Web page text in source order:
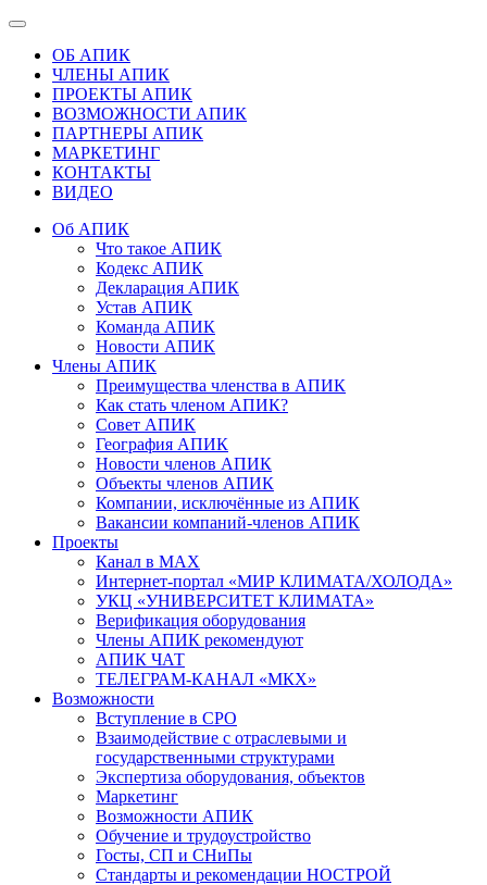
ОБ АПИК
ЧЛЕНЫ АПИК
ПРОЕКТЫ АПИК
ВОЗМОЖНОСТИ АПИК
ПАРТНЕРЫ АПИК
МАРКЕТИНГ
КОНТАКТЫ
ВИДЕО
Об АПИК
Что такое АПИК
Кодекс АПИК
Декларация АПИК
Устав АПИК
Команда АПИК
Новости АПИК
Члены АПИК
Преимущества членства в АПИК
Как стать членом АПИК?
Совет АПИК
География АПИК
Новости членов АПИК
Объекты членов АПИК
Компании, исключённые из АПИК
Вакансии компаний-членов АПИК
Проекты
Канал в MAX
Интернет-портал «МИР КЛИМАТА/ХОЛОДА»
УКЦ «УНИВЕРСИТЕТ КЛИМАТА»
Верификация оборудования
Члены АПИК рекомендуют
АПИК ЧАТ
ТЕЛЕГРАМ-КАНАЛ «МКХ»
Возможности
Вступление в СРО
Взаимодействие с отраслевыми и
государственными структурами
Экспертиза оборудования, объектов
Маркетинг
Возможности АПИК
Обучение и трудоустройство
Госты, СП и СНиПы
Стандарты и рекомендации НОСТРОЙ